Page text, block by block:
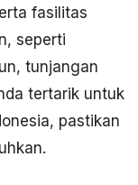
fasilitas
seperti
tunjangan
tertarik untuk
pastikan